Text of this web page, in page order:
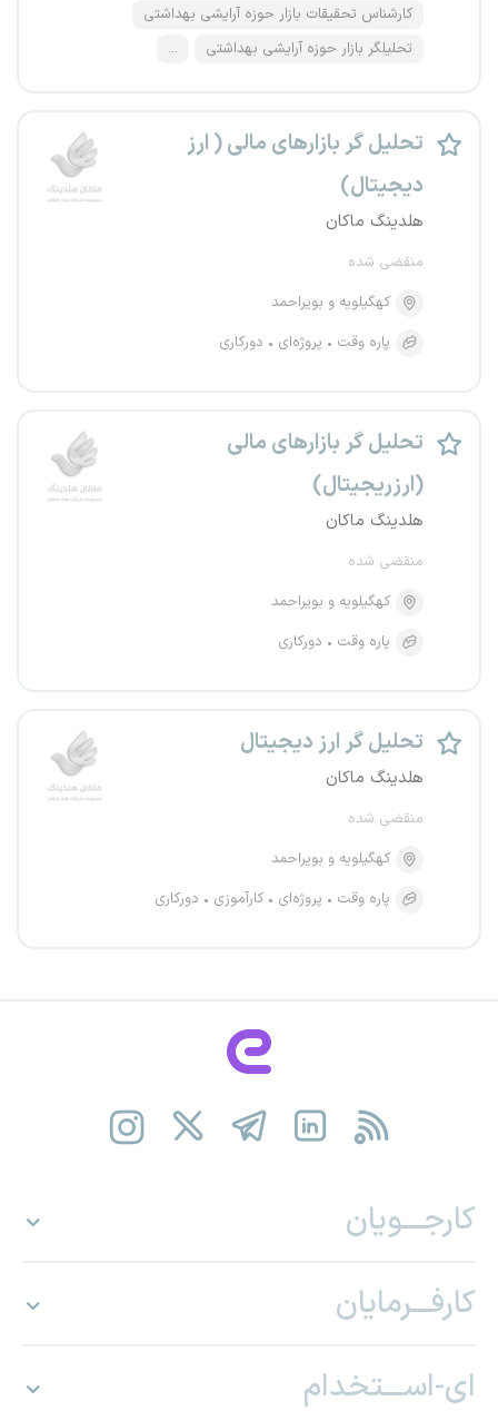
کارشناس تحقیقات بازار حوزه آرایشی بهداشتی
تحلیلگر بازار حوزه آرایشی بهداشتی
...
تحلیل گر بازارهای مالی ( ارز
دیجیتال)
هلدینگ ماکان
منقضی شده
کهگیلویه و بویراحمد
پاره وقت
پروژه‌ای دورکاری
تحلیل گر بازارهای مالی
(ارزریجیتال)
هلدینگ ماکان
منقضی شده
کهگیلویه و بویراحمد
پاره وقت
دورکاری
تحلیل گر ارز دیجیتال
هلدینگ ماکان
منقضی شده
کهگیلویه و بویراحمد
پاره وقت
پروژه‌ای کارآموزی دورکاری
کارجـــویان
کارفـــرمایان
ای-اســـتخدام